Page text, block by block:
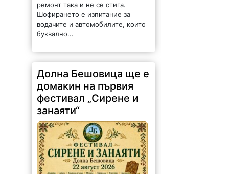
ремонт така и не се стига.
Шофирането е изпитание за
водачите и автомобилите, които
буквално...
Долна Бешовица ще е
домакин на първия
фестивал „Сирене и
занаяти“